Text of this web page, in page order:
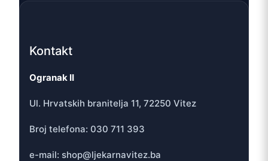
Kontakt
Ogranak II
Ul. Hrvatskih branitelja 11, 72250 Vitez
Broj telefona: 030 711 393
e-mail: shop@ljekarnavitez.ba